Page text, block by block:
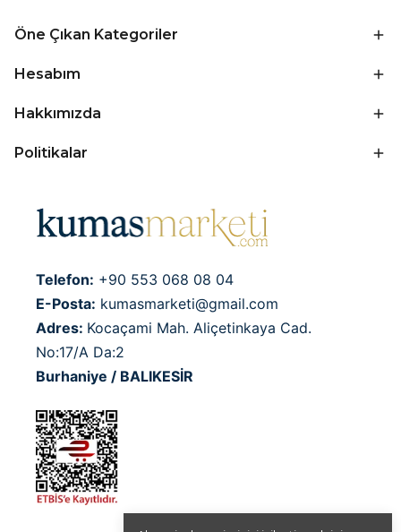
Öne Çıkan Kategoriler
Hesabım
Hakkımızda
Politikalar
Telefon: +90 553 068 08 04
E-Posta: kumasmarketi@gmail.com
Adres: Kocaçami Mah. Aliçetinkaya Cad.
No:17/A Da:2
Burhaniye / BALIKESİR